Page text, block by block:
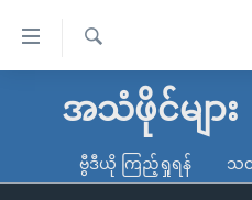
လွယ်ကူ
သည့်
မူလစာမျက်နှာ
ကမ္ဘာ့သတင်းများ
ရ
အသံဖိုင်များ
ဗွီဒီယို ကြည့်ရှုရန် သတ